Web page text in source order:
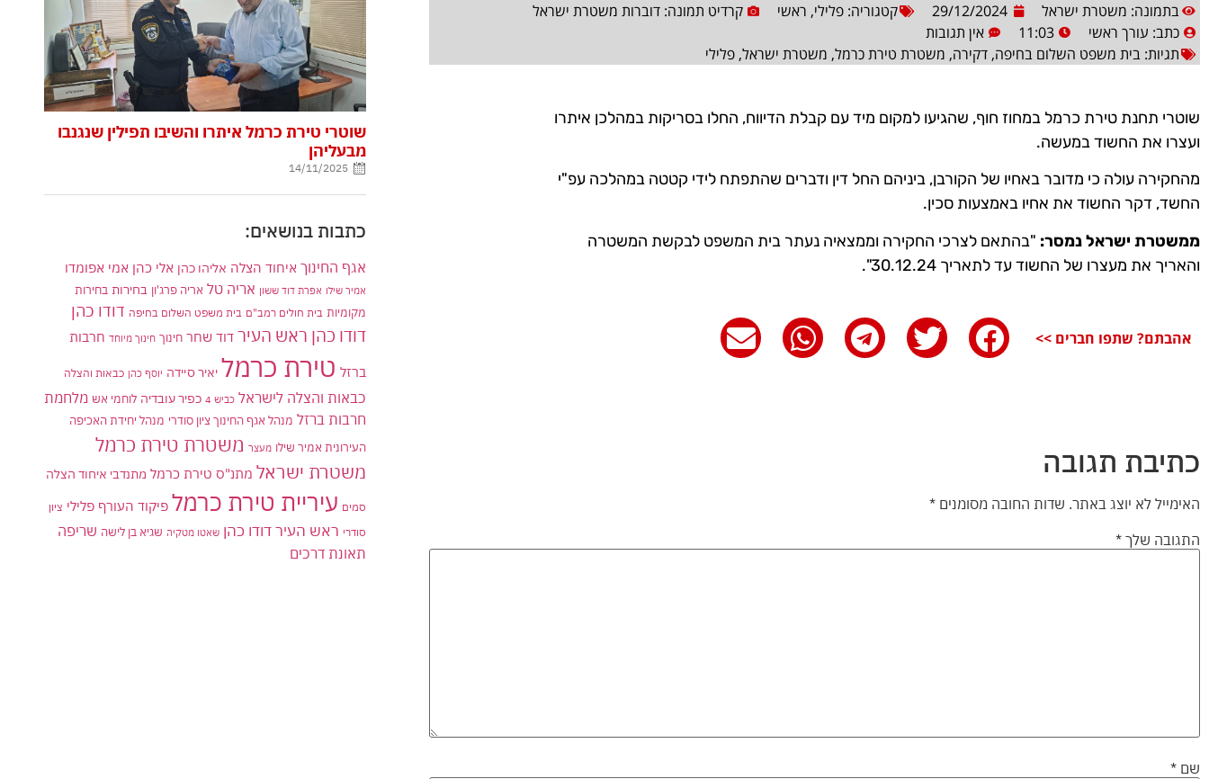
בתמונה: משטרת ישראל 29/12/2024 קטגוריה: פלילי, ראשי
קרדיט תמונה: דוברות משטרת ישראל
כתב: עורך ראשי 11:03
אין תגובות
תגיות: בית משפט השלום בחיפה, דקירה, משטרת טירת כרמל, משטרת ישראל, פלילי
שוטרי תחנת טירת כרמל במחוז חוף, שהגיעו למקום מיד עם קבלת הדיווח, החלו בסריקות במהלכן איתרו
ועצרו את החשוד במעשה.
מהחקירה עולה כי מדובר באחיו של הקורבן, ביניהם החל דין ודברים שהתפתח לידי קטטה במהלכה עפ"י
החשד, דקר החשוד את אחיו באמצעות סכין.
ממשטרת ישראל נמסר: "בהתאם לצרכי החקירה וממצאיה נעתר בית המשפט לבקשת המשטרה
והאריך את מעצרו של החשוד עד לתאריך 30.12.24".
אהבתם? שתפו חברים >>
כתיבת תגובה
האימייל לא יוצג באתר. שדות החובה מסומנים *
התגובה שלך *
שם *
שוטרי טירת כרמל איתרו והשיבו תפילין שנגנבו
מבעליהן
14/11/2025
כתבות בנושאים:
אגף החינוך איחוד הצלה אליהו כהן אלי כהן אמי אפומדו
אמיר שילו אפרת דוד ששון אריה טל אריה פרג'ון בחירות בחירות
מקומיות בית חולים רמב"ם בית משפט השלום בחיפה דודו כהן
דודו כהן ראש העיר דוד שחר חינוך חינוך מיוחד חרבות
ברזל טירת כרמל יאיר סיידה יוסף כהן כבאות והצלה
כבאות והצלה לישראל כביש 4 כפיר עובדיה לוחמי אש מלחמת
חרבות ברזל מנהל אגף החינוך ציון סודרי מנהל יחידת האכיפה
העירונית אמיר שילו מעצר משטרת טירת כרמל
משטרת ישראל מתנ"ס טירת כרמל מתנדבי איחוד הצלה
סמים עיריית טירת כרמל פיקוד העורף פלילי ציון
סודרי ראש העיר דודו כהן שאטו מטקיה שגיא בן לישה שריפה
תאונת דרכים